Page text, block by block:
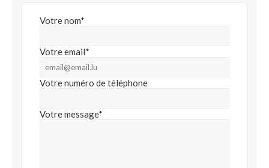
Votre nom*
Votre email*
Votre numéro de téléphone
Votre message*